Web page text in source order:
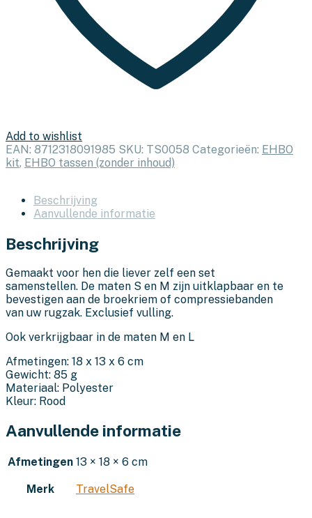
Add to wishlist
EAN: 8712318091985 SKU: TS0058 Categorieën: EHBO
kit, EHBO tassen (zonder inhoud)
Beschrijving
Aanvullende informatie
Beschrijving
Gemaakt voor hen die liever zelf een set
samenstellen. De maten S en M zijn uitklapbaar en te
bevestigen aan de broekriem of compressiebanden
van uw rugzak. Exclusief vulling.
Ook verkrijgbaar in de maten M en L
Afmetingen: 18 x 13 x 6 cm
Gewicht: 85 g
Materiaal: Polyester
Kleur: Rood
Aanvullende informatie
Afmetingen 13 × 18 × 6 cm
Merk TravelSafe